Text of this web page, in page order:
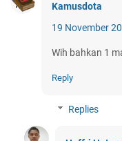
Kamusdota
19 November
Wih bahkan 1
Reply
Replies